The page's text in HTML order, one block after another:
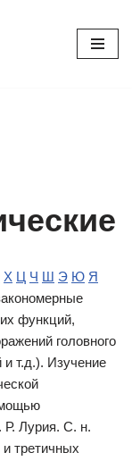
Х Ц Ч Ш Э Ю Я
функций,
головного
и т.д.). Изучение
Р. Лурия. С. н.
третичных